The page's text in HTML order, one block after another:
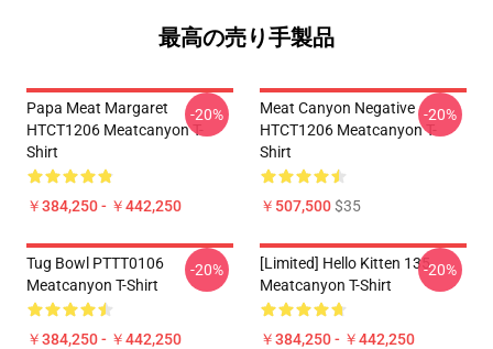
最高の売り手製品
Papa Meat Margaret
HTCT1206 Meatcanyon T-
Shirt
￥384,250 - ￥442,250
-20%
Meat Canyon Negative
HTCT1206 Meatcanyon T-
Shirt
￥507,500$35
-20%
Tug Bowl PTTT0106
Meatcanyon T-Shirt
￥384,250 - ￥442,250
-20%
[Limited] Hello Kitten 135
Meatcanyon T-Shirt
￥384,250 - ￥442,250
-20%